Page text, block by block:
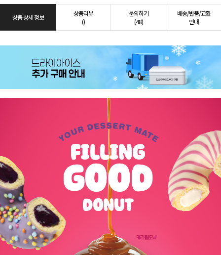
상품 상세 정보
상품리뷰
()
문의하기
(48)
배송/반품/교환
안내